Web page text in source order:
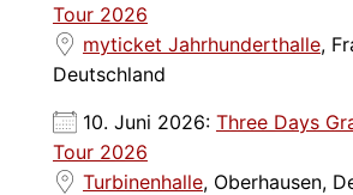
Tour 2026
myticket Jahrhunderthalle,
Deutschland
10. Juni 2026: Three Days
Tour 2026
Turbinenhalle, Oberhausen,